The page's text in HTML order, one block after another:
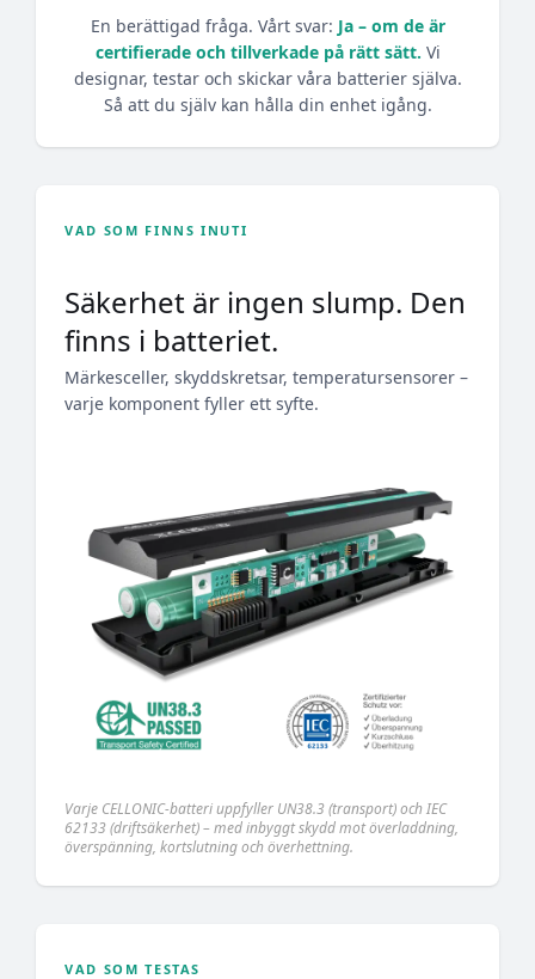
En berättigad fråga. Vårt svar: Ja – om de är
certifierade och tillverkade på rätt sätt. Vi
designar, testar och skickar våra batterier själva.
Så att du själv kan hålla din enhet igång.
VAD SOM FINNS INUTI
Säkerhet är ingen slump. Den
finns i batteriet.
Märkesceller, skyddskretsar, temperatursensorer –
varje komponent fyller ett syfte.
Varje CELLONIC-batteri uppfyller UN38.3 (transport) och IEC
62133 (driftsäkerhet) – med inbyggt skydd mot överladdning,
överspänning, kortslutning och överhettning.
VAD SOM TESTAS